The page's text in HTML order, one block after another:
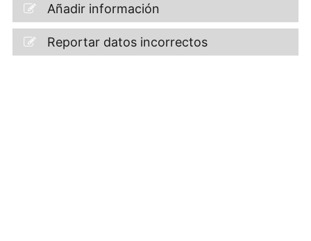
Añadir información
Reportar datos incorrectos